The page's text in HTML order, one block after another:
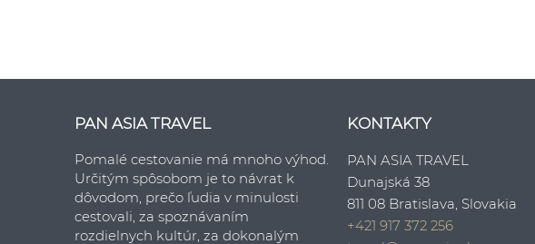
PAN ASIA TRAVEL
Pomalé cestovanie má mnoho výhod.
Určitým spôsobom je to návrat k
dôvodom, prečo ľudia v minulosti
cestovali, za spoznávaním
rozdielnych kultúr, za dokonalým
KONTAKTY
PAN ASIA TRAVEL
Dunajská 38
811 08 Bratislava, Slovakia
+421 917 372 256